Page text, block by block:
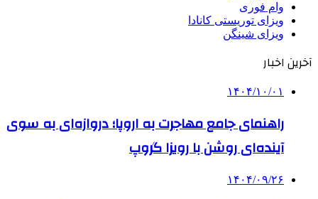
وام فوری
ویزای توریستی کانادا
ویزای شینگن
آخرین اخبار
۱۴۰۴/۱۰/۰۱
راهنمای جامع مهاجرت به اروپا؛ دروازه‌ای به سوی
آینده‌ای روشن با رویزا گروپ
۱۴۰۴/۰۹/۲۶